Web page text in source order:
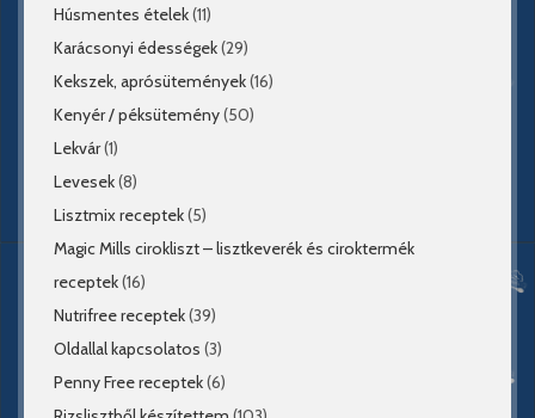
Húsmentes ételek(11)
Karácsonyi édességek(29)
Kekszek, aprósütemények(16)
Kenyér / péksütemény(50)
Lekvár(1)
Levesek(8)
Lisztmix receptek(5)
Magic Mills cirokliszt – lisztkeverék és ciroktermék
receptek(16)
Nutrifree receptek(39)
Oldallal kapcsolatos (3)
Penny Free receptek(6)